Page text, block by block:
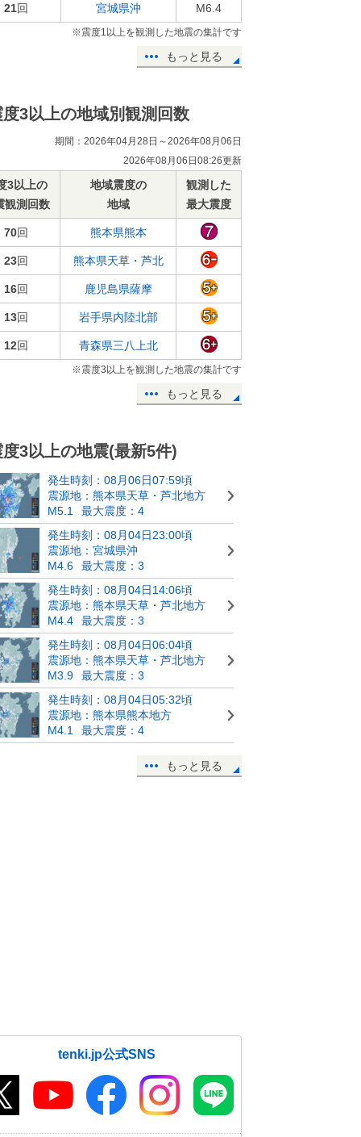
21回 宮城県沖 M6.4
※震度1以上を観測した地震の集計です
もっと見る
度3以上の地域別観測回数
期間：2026年04月28日～2026年08月06日
2026年08月06日08:26更新
3以上の
観測回数
地域震度の
地域
観測した
最大震度
70回 熊本県熊本
23回 熊本県天草・芦北
16回 鹿児島県薩摩
13回 岩手県内陸北部
12回 青森県三八上北
※震度3以上を観測した地震の集計です
もっと見る
度3以上の地震(最新5件)
発生時刻：08月06日07:59頃
震源地：熊本県天草・芦北地方
M5.1
最大震度：4
発生時刻：08月04日23:00頃
震源地：宮城県沖
M4.6
最大震度：3
発生時刻：08月04日14:06頃
震源地：熊本県天草・芦北地方
M4.4
最大震度：3
発生時刻：08月04日06:04頃
震源地：熊本県天草・芦北地方
M3.9
最大震度：3
発生時刻：08月04日05:32頃
震源地：熊本県熊本地方
M4.1
最大震度：4
もっと見る
tenki.jp公式SNS